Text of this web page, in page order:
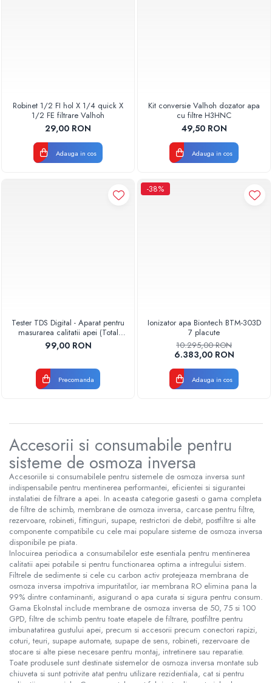
Robinet 1/2 FI hol X 1/4 quick X
1/2 FE filtrare Valhoh
29,00 RON
Adauga in cos
Kit conversie Valhoh dozator apa
cu filtre H3HNC
49,50 RON
Adauga in cos
Tester TDS Digital - Aparat pentru
masurarea calitatii apei (Total
Dissolved Solids)
99,00 RON
Precomanda
-38%
Ionizator apa Biontech BTM-303D
7 placute
10.295,00 RON
6.383,00 RON
Adauga in cos
Accesorii si consumabile pentru
sisteme de osmoza inversa
Accesoriile si consumabilele pentru sistemele de osmoza inversa sunt
indispensabile pentru mentinerea performantei, eficientei si sigurantei
instalatiei de filtrare a apei. In aceasta categorie gasesti o gama completa
de filtre de schimb, membrane de osmoza inversa, carcase pentru filtre,
rezervoare, robineti, fittinguri, supape, restrictori de debit, postfiltre si alte
componente compatibile cu cele mai populare sisteme de osmoza inversa
disponibile pe piata.
Inlocuirea periodica a consumabilelor este esentiala pentru mentinerea
calitatii apei potabile si pentru functionarea optima a intregului sistem.
Filtrele de sedimente si cele cu carbon activ protejeaza membrana de
osmoza inversa impotriva impuritatilor, iar membrana RO elimina pana la
99% dintre contaminanti, asigurand o apa curata si sigura pentru consum.
Gama EkoInstal include membrane de osmoza inversa de 50, 75 si 100
GPD, filtre de schimb pentru toate etapele de filtrare, postfiltre pentru
imbunatatirea gustului apei, precum si accesorii precum conectori rapizi,
coturi, teuri, supape automate, supape de sens, robineti, rezervoare de
stocare si alte piese necesare pentru montaj, intretinere sau reparatie.
Toate produsele sunt destinate sistemelor de osmoza inversa montate sub
chiuveta si sunt potrivite atat pentru utilizare rezidentiala, cat si pentru